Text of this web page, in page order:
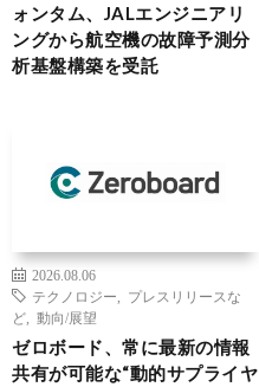
ォンタム、JALエンジニアリ
ングから航空機の故障予測分
析基盤構築を受託
2026.08.06
テクノロジー
プレスリリースな
ど
動向/展望
ゼロボード、常に最新の情報
共有が可能な“動的サプライヤ